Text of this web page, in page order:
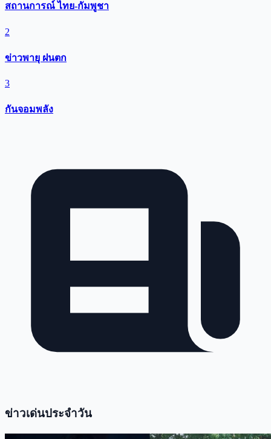
สถานการณ์ ไทย-กัมพูชา
2
ข่าวพายุ ฝนตก
3
กันจอมพลัง
ข่าวเด่นประจำวัน